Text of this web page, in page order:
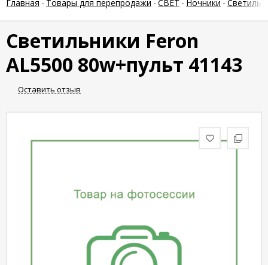
Гарантия
возврат
Новости
конфиденциальности
Главная - Товары для перепродажи - СВЕТ - Ночники -
Светильники Feron
AL5500 80w+пульт 41143
Оставить отзыв